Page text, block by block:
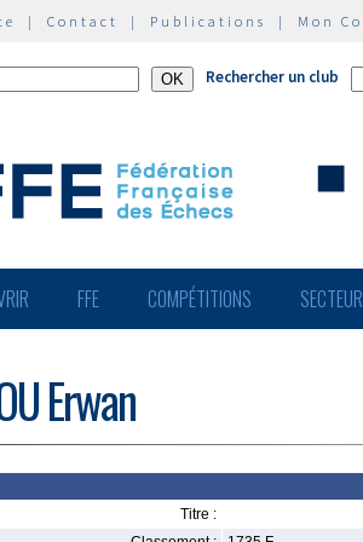
| Contact | Publications | Mon
Rechercher un club
FFE COMPÉTITIONS
Erwan
Titre :